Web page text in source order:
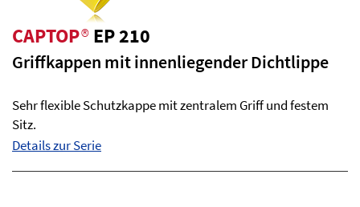
CAPTOP®EP 210
Griffkappen mit innenliegender Dichtlippe
Sehr flexible Schutzkappe mit zentralem Griff und festem
Sitz.
Details zur Serie